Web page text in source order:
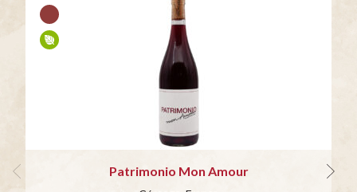
Patrimonio Mon Amour